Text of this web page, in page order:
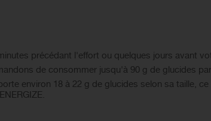
précédant l'effort ou quelques jours avant
de consommer jusqu'à 90 g de glucides
environ 18 à 22 g de glucides selon sa taille,